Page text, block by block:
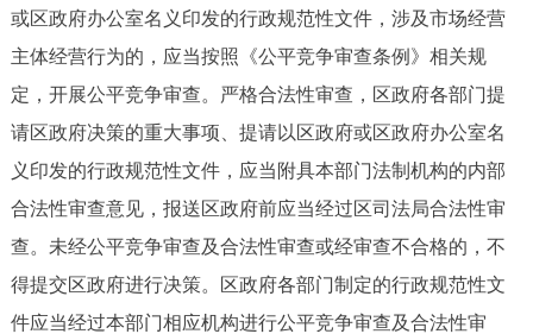
或区政府办公室名义 印发的行政规范性文件，涉及市场经营
主体经营行为的，应当按照《公平竞争审查条例》相关规
定，开展公平竞争审查。 严格合法性审查，区政府各部门提
请区政府决策的重大事项、提请以区政府或区政府办公室名
义印发的行政规范性文件，应当附具本部门法制机构的内部
合法性审查意见，报送区政府前应当经过区司法局合法性审
查。未经公平竞争审查及合法性审查或经审查不合格的，不
得提交区政府进行决策。
区政府各部门制定的行政规范性文
件应当经过本部门相应机构进行公平竞争审查及合法性审